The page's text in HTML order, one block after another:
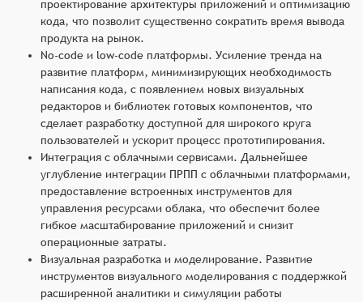
проектирование архитектуры приложений и оптимизацию
кода, что позволит существенно сократить время вывода
продукта на рынок.
No-code и low-code платформы. Усиление тренда на
развитие платформ, минимизирующих необходимость
написания кода, с появлением новых визуальных
редакторов и библиотек готовых компонентов, что
сделает разработку доступной для широкого круга
пользователей и ускорит процесс прототипирования.
Интеграция с облачными сервисами. Дальнейшее
углубление интеграции ПРПП с облачными платформами,
предоставление встроенных инструментов для
управления ресурсами облака, что обеспечит более
гибкое масштабирование приложений и снизит
операционные затраты.
Визуальная разработка и моделирование. Развитие
инструментов визуального моделирования с поддержкой
расширенной аналитики и симуляции работы